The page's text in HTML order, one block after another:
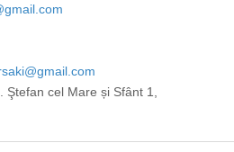
cel Mare și Sfânt 1,